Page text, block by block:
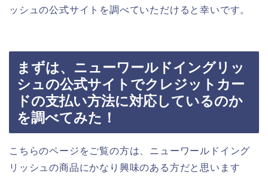
ッシュの公式サイトを調べていただけると幸いです。
まずは、ニューワールドイングリッ
シュの公式サイトでクレジットカー
ドの支払い方法に対応しているのか
を調べてみた！
こちらのページをご覧の方は、ニューワールドイング
リッシュの商品にかなり興味のある方だと思います